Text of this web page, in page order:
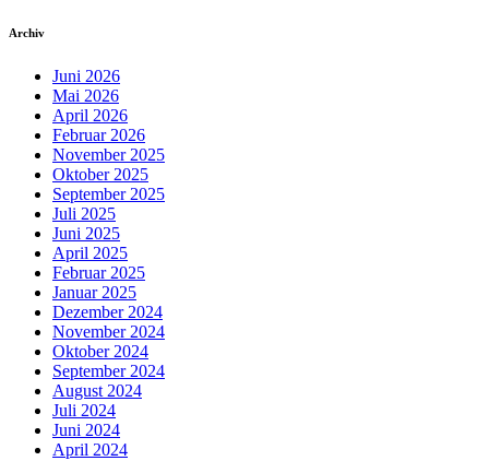
Archiv
Juni 2026
Mai 2026
April 2026
Februar 2026
November 2025
Oktober 2025
September 2025
Juli 2025
Juni 2025
April 2025
Februar 2025
Januar 2025
Dezember 2024
November 2024
Oktober 2024
September 2024
August 2024
Juli 2024
Juni 2024
April 2024